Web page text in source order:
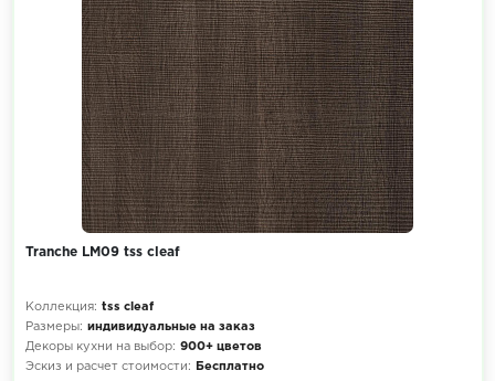
Tranche LM09 tss cleaf
Коллекция: tss cleaf
Размеры: индивидуальные на заказ
Декоры кухни на выбор: 900+ цветов
Эскиз и расчет стоимости:
Бесплатно